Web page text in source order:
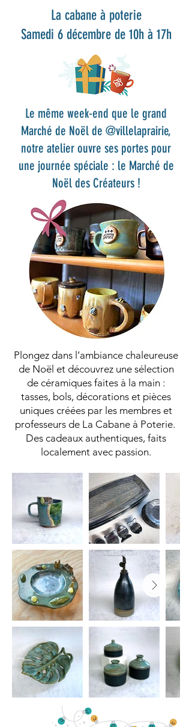
La cabane à poterie
Samedi 6 décembre de 10h à 17h
Le même week-end que le grand
Marché de Noël de @villelaprairie,
notre atelier ouvre ses portes pour
une journée spéciale : le Marché de
Noël des Créateurs !
Plongez dans l’ambiance chaleureuse
de Noël et découvrez une sélection
de céramiques faites à la main :
tasses, bols, décorations et pièces
uniques créées par les membres et
professeurs de La Cabane à Poterie.
Des cadeaux authentiques, faits
localement avec passion.